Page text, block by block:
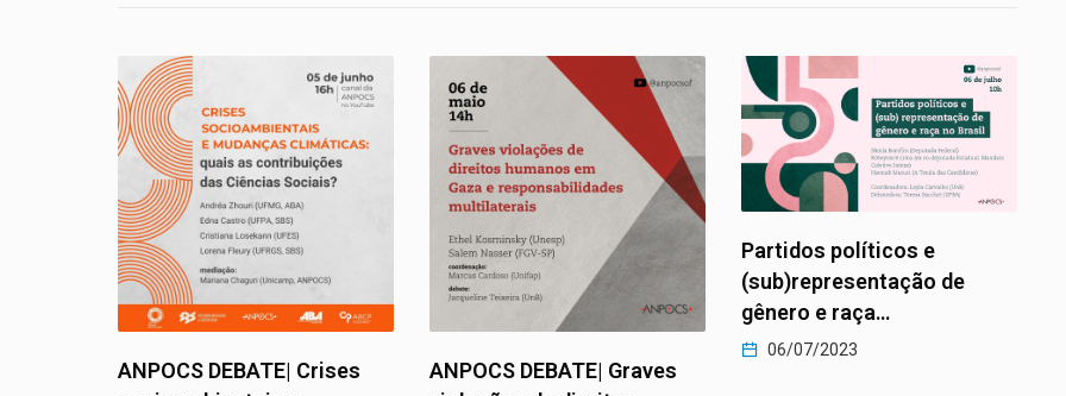
ANPOCS DEBATE| Crises
ANPOCS DEBATE| Graves
Partidos políticos e
(sub)representação de
gênero e raça…
06/07/2023